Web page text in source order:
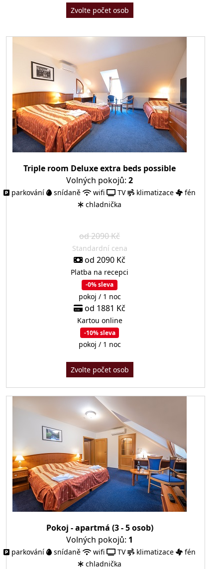
Zvolte počet osob
Triple room Deluxe extra beds possible
Volných pokojů: 2
parkování snídaně wifi TV klimatizace
fén
chladnička
od 2090 Kč
Standardní cena
od 2090 Kč
Platba na recepci
-0% sleva
pokoj / 1 noc
od 1881 Kč
Kartou online
-10% sleva
pokoj / 1 noc
Zvolte počet osob
Pokoj - apartmá (3 - 5 osob)
Volných pokojů: 1
parkování snídaně wifi TV klimatizace
fén
chladnička